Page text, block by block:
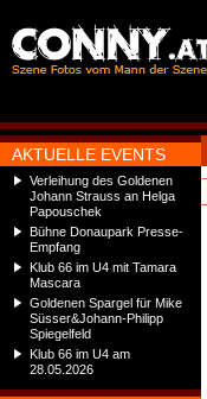
AKTUELLE EVENTS
Verleihung des Goldenen
Johann Strauss an Helga
Papouschek
Bühne Donaupark Presse-
Empfang
Klub 66 im U4 mit Tamara
Mascara
Goldenen Spargel für Mike
Süsser&Johann-Philipp
Spiegelfeld
Klub 66 im U4 am
28.05.2026